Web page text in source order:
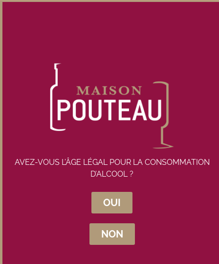
Inscrivez-vous à la newsletter
Maison Pouteau
AVEZ-VOUS L’ÂGE LÉGAL POUR LA CONSOMMATION
D’ALCOOL ?
OUI
NON